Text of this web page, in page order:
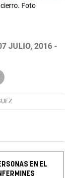
Foto
JULIO, 2016 -
EN EL